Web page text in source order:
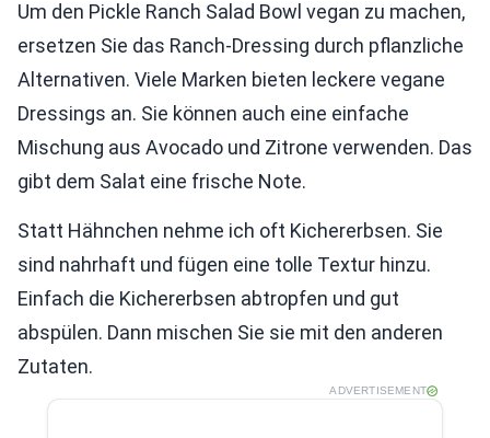
Um den Pickle Ranch Salad Bowl vegan zu machen,
ersetzen Sie das Ranch-Dressing durch pflanzliche
Alternativen. Viele Marken bieten leckere vegane
Dressings an. Sie können auch eine einfache
Mischung aus Avocado und Zitrone verwenden. Das
gibt dem Salat eine frische Note.
Statt Hähnchen nehme ich oft Kichererbsen. Sie
sind nahrhaft und fügen eine tolle Textur hinzu.
Einfach die Kichererbsen abtropfen und gut
abspülen. Dann mischen Sie sie mit den anderen
Zutaten.
ADVERTISEMENT